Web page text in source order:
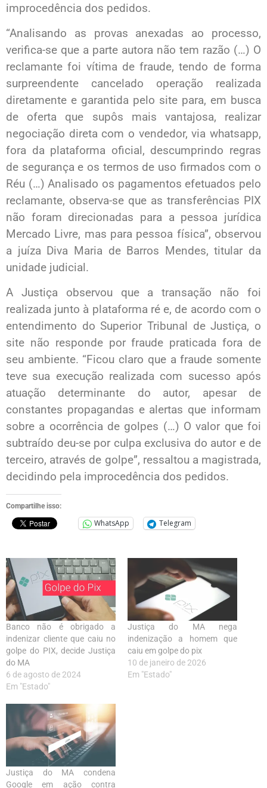
improcedência dos pedidos.
“Analisando as provas anexadas ao processo,
verifica-se que a parte autora não tem razão (…) O
reclamante foi vítima de fraude, tendo de forma
surpreendente cancelado operação realizada
diretamente e garantida pelo site para, em busca
de oferta que supôs mais vantajosa, realizar
negociação direta com o vendedor, via whatsapp,
fora da plataforma oficial, descumprindo regras
de segurança e os termos de uso firmados com o
Réu (…) Analisado os pagamentos efetuados pelo
reclamante, observa-se que as transferências PIX
não foram direcionadas para a pessoa jurídica
Mercado Livre, mas para pessoa física”, observou
a juíza Diva Maria de Barros Mendes, titular da
unidade judicial.
A Justiça observou que a transação não foi
realizada junto à plataforma ré e, de acordo com o
entendimento do Superior Tribunal de Justiça, o
site não responde por fraude praticada fora de
seu ambiente. “Ficou claro que a fraude somente
teve sua execução realizada com sucesso após
atuação determinante do autor, apesar de
constantes propagandas e alertas que informam
sobre a ocorrência de golpes (…) O valor que foi
subtraído deu-se por culpa exclusiva do autor e de
terceiro, através de golpe”, ressaltou a magistrada,
decidindo pela improcedência dos pedidos.
Compartilhe isso:
WhatsApp Telegram
Banco não é obrigado a
indenizar cliente que caiu no
golpe do PIX, decide Justiça
do MA
6 de agosto de 2024
Em "Estado"
Justiça do MA nega
indenização a homem que
caiu em golpe do pix
10 de janeiro de 2026
Em "Estado"
Justiça do MA condena
Google em ação contra